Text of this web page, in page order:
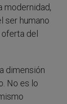
modernidad,
ser humano
del
dimensión
No es lo